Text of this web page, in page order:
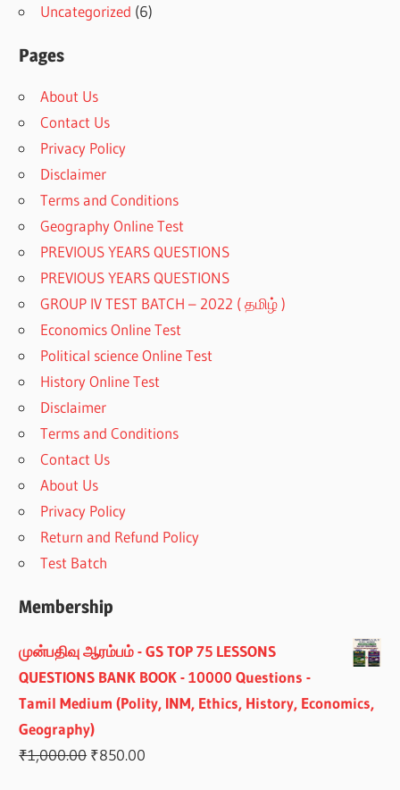
Uncategorized (6)
Pages
About Us
Contact Us
Privacy Policy
Disclaimer
Terms and Conditions
Geography Online Test
PREVIOUS YEARS QUESTIONS
PREVIOUS YEARS QUESTIONS
GROUP IV TEST BATCH – 2022 ( தமிழ் )
Economics Online Test
Political science Online Test
History Online Test
Disclaimer
Terms and Conditions
Contact Us
About Us
Privacy Policy
Return and Refund Policy
Test Batch
Membership
முன்பதிவு ஆரம்பம் - GS TOP 75 LESSONS
QUESTIONS BANK BOOK - 10000 Questions -
Tamil Medium (Polity, INM, Ethics, History, Economics,
Geography)
₹1,000.00 Original
₹850.00